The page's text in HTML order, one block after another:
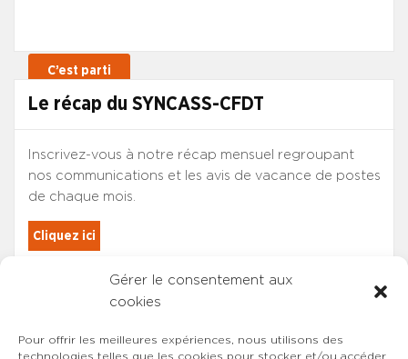
Gérer le consentement aux
cookies
Pour offrir les meilleures expériences, nous utilisons des
technologies telles que les cookies pour stocker et/ou accéder
Le récap du SYNCASS-CFDT
Inscrivez-vous à notre récap mensuel regroupant
nos communications et les avis de vacance de postes
de chaque mois.
Cliquez ici
Les adhérents du SYNCASS-CFDT
sont automatiquement inscrits.